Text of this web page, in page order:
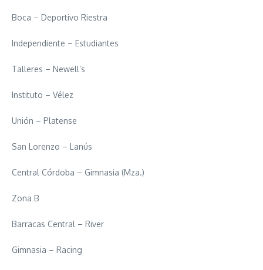
Boca – Deportivo Riestra
Independiente – Estudiantes
Talleres – Newell’s
Instituto – Vélez
Unión – Platense
San Lorenzo – Lanús
Central Córdoba – Gimnasia (Mza.)
Zona B
Barracas Central – River
Gimnasia – Racing